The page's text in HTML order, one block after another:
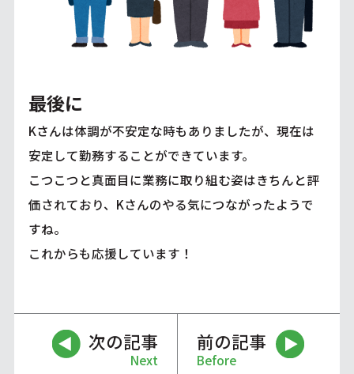
最後に
Kさんは体調が不安定な時もありましたが、現在は
安定して勤務することができています。
こつこつと真面目に業務に取り組む姿はきちんと評
価されており、Kさんのやる気につながったようで
すね。
これからも応援しています！
次の記事
Next
前の記事
Before